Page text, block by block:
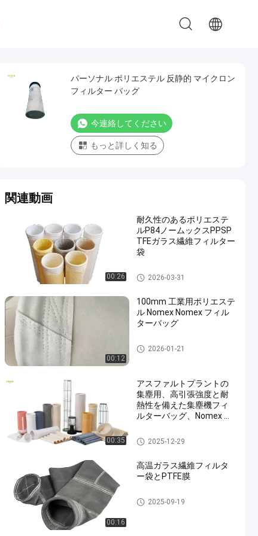
パーソナル ポリエステル 反静的 マイクロン
フィルター バッグ
今連絡してください
もっと詳しく知る
関連動画
00:26
耐久性のあるポリエステ
ルP84ノームックスPPSP
TFEガラス繊維フィルター
袋
ポリエステル フィルター・バ
ッグ
2026-03-31
00:12
100mm 工業用ポリエステ
ル Nomex Nomex フィル
ターバッグ
高温フィルター袋
2026-01-21
00:35
アスファルトプラントの
集塵用、高引張強度と耐
熱性を備えた集塵機フィ
ルターバッグ、Nomex ポ
ーバッグ
ポリエステル フィルター・バ
ッグ
2025-12-29
00:16
高温ガラス繊維フィルタ
ー袋とPTFE膜
ガラス繊維フィルター袋
2025-09-19